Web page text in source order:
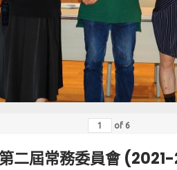
of 6
二屆常務委員會